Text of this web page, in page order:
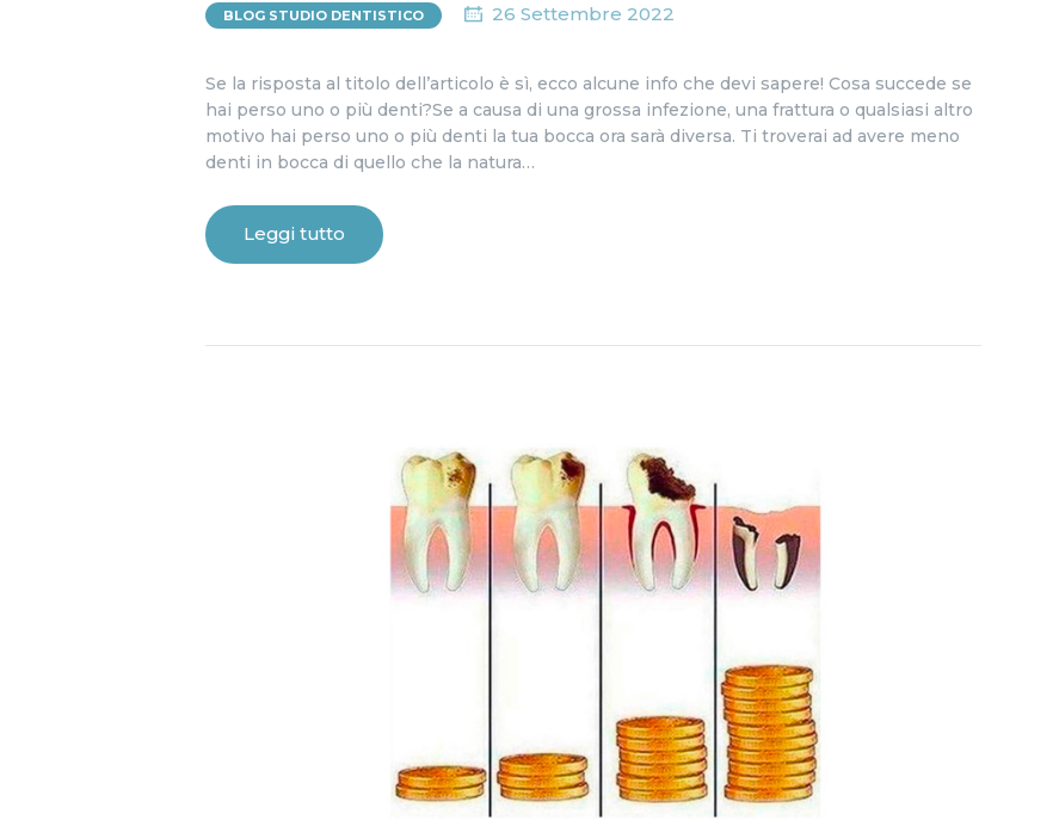
BLOG STUDIO DENTISTICO 26 Settembre 2022
Se la risposta al titolo dell’articolo è sì, ecco alcune info che devi sapere! Cosa succede se
hai perso uno o più denti?Se a causa di una grossa infezione, una frattura o qualsiasi altro
motivo hai perso uno o più denti la tua bocca ora sarà diversa. Ti troverai ad avere meno
denti in bocca di quello che la natura…
Leggi tutto